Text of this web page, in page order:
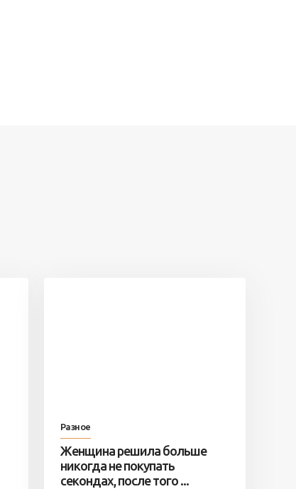
Разное
Женщина решила больше
никогда не покупать
секондах, после того ...